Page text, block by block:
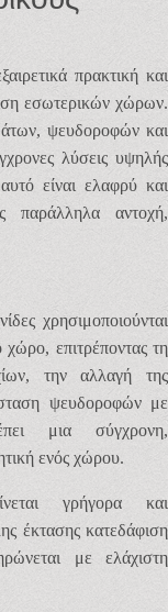
πρακτική και
εσωτερικών χώρων.
ψευδοροφών και
λύσεις υψηλής
είναι ελαφρύ και
παράλληλα αντοχή,
χρησιμοποιούνται
επιτρέποντας τη
την αλλαγή της
ψευδοροφών με
μια σύγχρονη,
ενός χώρου.
γρήγορα και
έκτασης κατεδάφιση
με ελάχιστη